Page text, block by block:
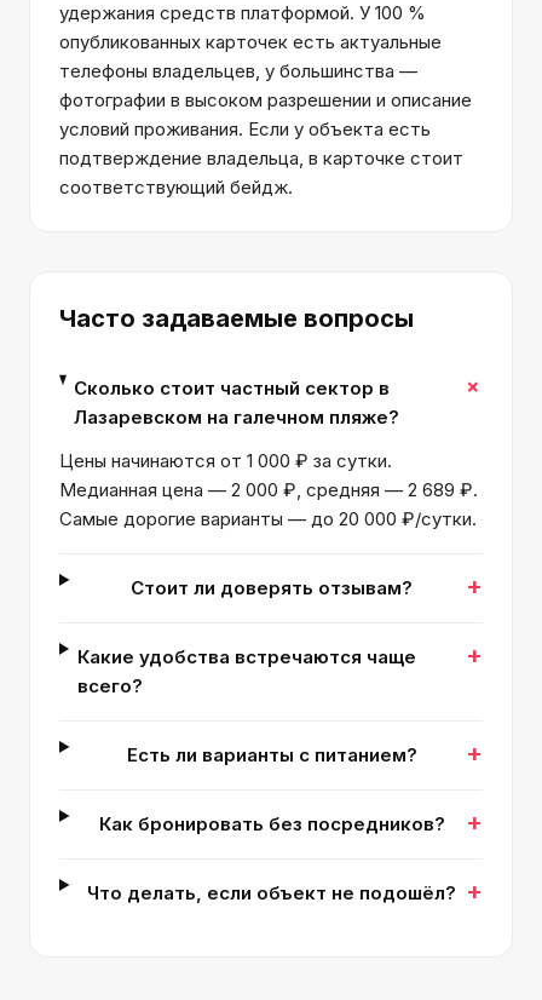
удержания средств платформой. У 100 %
опубликованных карточек есть актуальные
телефоны владельцев, у большинства —
фотографии в высоком разрешении и описание
условий проживания. Если у объекта есть
подтверждение владельца, в карточке стоит
соответствующий бейдж.
Часто задаваемые вопросы
Сколько стоит частный сектор в
Лазаревском на галечном пляже?
+
Цены начинаются от 1 000 ₽ за сутки.
Медианная цена — 2 000 ₽, средняя — 2 689 ₽.
Самые дорогие варианты — до 20 000 ₽/сутки.
Стоит ли доверять отзывам? +
Какие удобства встречаются чаще
всего?
+
Есть ли варианты с питанием? +
Как бронировать без посредников? +
Что делать, если объект не подошёл? +